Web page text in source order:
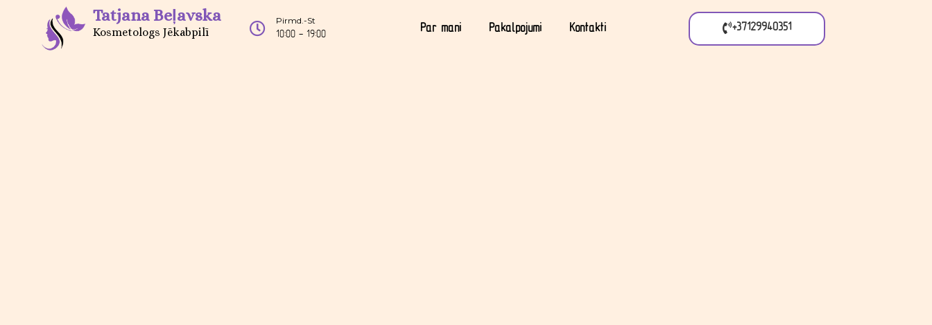
Tatjana Beļavska
Kosmetologs Jēkabpilī
Pirmd.-St
10:00 - 19:00
Par mani Pakalpojumi Kontakti +37129940351